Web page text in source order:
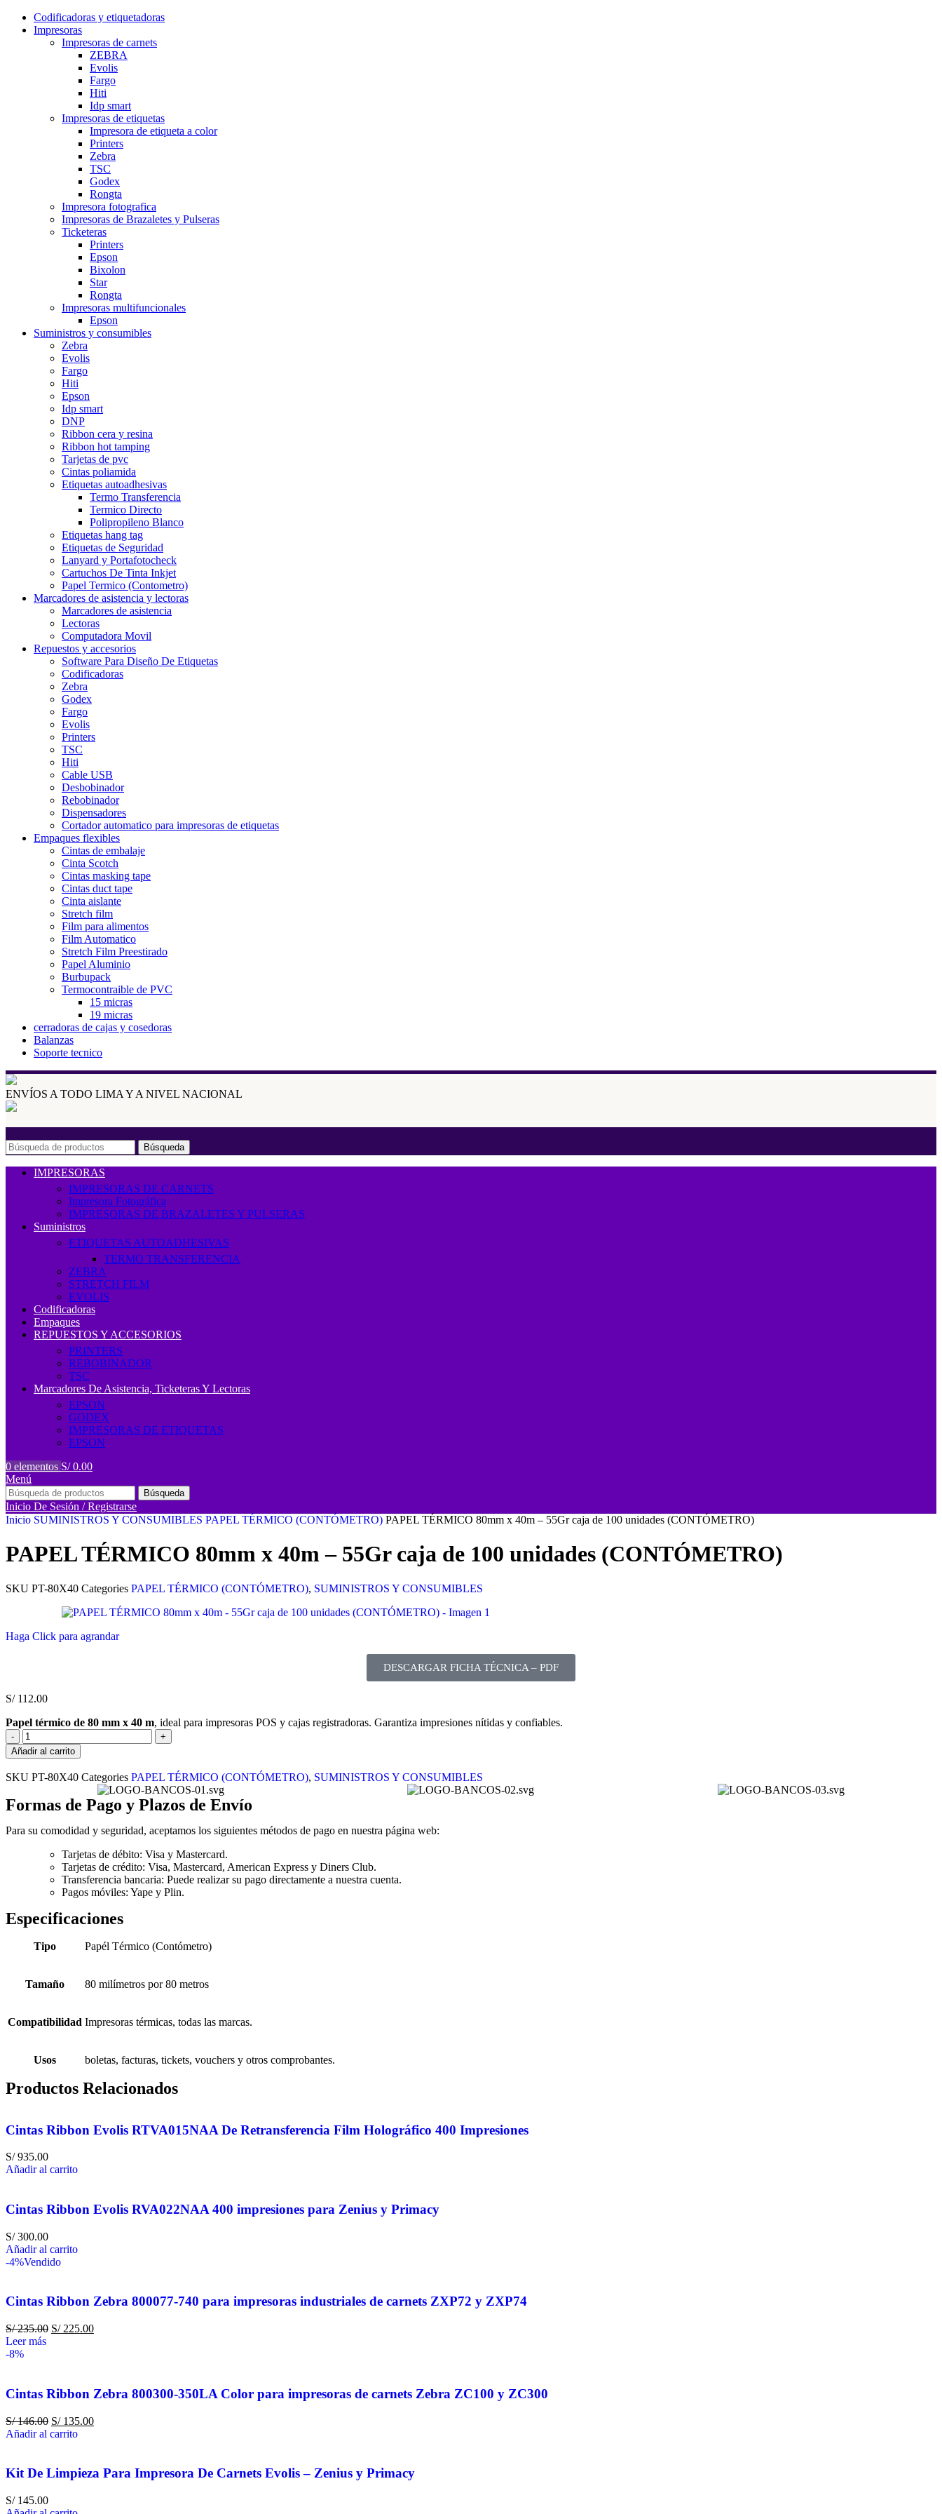
Codificadoras y etiquetadoras
Impresoras
Impresoras de carnets
ZEBRA
Evolis
Fargo
Hiti
Idp smart
Impresoras de etiquetas
Impresora de etiqueta a color
Printers
Zebra
TSC
Godex
Rongta
Impresora fotografica
Impresoras de Brazaletes y Pulseras
Ticketeras
Printers
Epson
Bixolon
Star
Rongta
Impresoras multifuncionales
Epson
Suministros y consumibles
Zebra
Evolis
Fargo
Hiti
Epson
Idp smart
DNP
Ribbon cera y resina
Ribbon hot tamping
Tarjetas de pvc
Cintas poliamida
Etiquetas autoadhesivas
Termo Transferencia
Termico Directo
Polipropileno Blanco
Etiquetas hang tag
Etiquetas de Seguridad
Lanyard y Portafotocheck
Cartuchos De Tinta Inkjet
Papel Termico (Contometro)
Marcadores de asistencia y lectoras
Marcadores de asistencia
Lectoras
Computadora Movil
Repuestos y accesorios
Software Para Diseño De Etiquetas
Codificadoras
Zebra
Godex
Fargo
Evolis
Printers
TSC
Hiti
Cable USB
Desbobinador
Rebobinador
Dispensadores
Cortador automatico para impresoras de etiquetas
Empaques flexibles
Cintas de embalaje
Cinta Scotch
Cintas masking tape
Cintas duct tape
Cinta aislante
Stretch film
Film para alimentos
Film Automatico
Stretch Film Preestirado
Papel Aluminio
Burbupack
Termocontraible de PVC
15 micras
19 micras
cerradoras de cajas y cosedoras
Balanzas
Soporte tecnico
ENVÍOS A TODO LIMA Y A NIVEL NACIONAL
Búsqueda
IMPRESORAS
IMPRESORAS DE CARNETS
Impresora Fotográfica
IMPRESORAS DE BRAZALETES Y PULSERAS
Suministros
ETIQUETAS AUTOADHESIVAS
TERMO TRANSFERENCIA
ZEBRA
STRETCH FILM
EVOLIS
Codificadoras
Empaques
REPUESTOS Y ACCESORIOS
PRINTERS
REBOBINADOR
TSC
Marcadores De Asistencia, Ticketeras Y Lectoras
EPSON
GODEX
IMPRESORAS DE ETIQUETAS
EPSON
0 elementos S/0.00
Menú
Búsqueda
Inicio De Sesión / Registrarse
Inicio SUMINISTROS Y CONSUMIBLES PAPEL TÉRMICO (CONTÓMETRO) PAPEL TÉRMICO 80mm x 40m – 55Gr caja de 100 unidades (CONTÓMETRO)
PAPEL TÉRMICO 80mm x 40m – 55Gr caja de 100 unidades (CONTÓMETRO)
SKU PT-80X40 Categories PAPEL TÉRMICO (CONTÓMETRO), SUMINISTROS Y CONSUMIBLES
Haga Click para agrandar
DESCARGAR FICHA TÉCNICA – PDF
S/112.00
Papel térmico de 80 mm x 40 m, ideal para impresoras POS y cajas registradoras. Garantiza impresiones nítidas y confiables.
Añadir al carrito
SKU PT-80X40 Categories PAPEL TÉRMICO (CONTÓMETRO), SUMINISTROS Y CONSUMIBLES
Formas de Pago y Plazos de Envío
Para su comodidad y seguridad, aceptamos los siguientes métodos de pago en nuestra página web:
Tarjetas de débito: Visa y Mastercard.
Tarjetas de crédito: Visa, Mastercard, American Express y Diners Club.
Transferencia bancaria: Puede realizar su pago directamente a nuestra cuenta.
Pagos móviles: Yape y Plin.
Especificaciones
Tipo Papél Térmico (Contómetro)
Tamaño 80 milímetros por 80 metros
Compatibilidad Impresoras térmicas, todas las marcas.
Usos boletas, facturas, tickets, vouchers y otros comprobantes.
Productos Relacionados
Cintas Ribbon Evolis RTVA015NAA De Retransferencia Film Holográfico 400 Impresiones
S/935.00
Añadir al carrito
Cintas Ribbon Evolis RVA022NAA 400 impresiones para Zenius y Primacy
S/300.00
Añadir al carrito
-4%Vendido
Cintas Ribbon Zebra 800077-740 para impresoras industriales de carnets ZXP72 y ZXP74
S/235.00 S/225.00
Leer más
-8%
Cintas Ribbon Zebra 800300-350LA Color para impresoras de carnets Zebra ZC100 y ZC300
S/146.00 S/135.00
Añadir al carrito
Kit De Limpieza Para Impresora De Carnets Evolis – Zenius y Primacy
S/145.00